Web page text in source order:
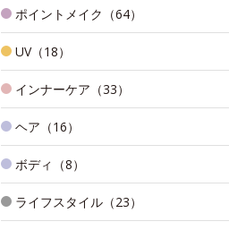
ポイントメイク（64）
UV（18）
インナーケア（33）
ヘア（16）
ボディ（8）
ライフスタイル（23）